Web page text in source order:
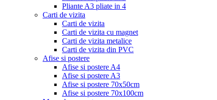
Pliante A3 pliate in 4
Carti de vizita
Carti de vizita
Carti de vizita cu magnet
Carti de vizita metalice
Carti de vizita din PVC
Afise si postere
Afise si postere A4
Afise si postere A3
Afise si postere 70x50cm
Afise si postere 70x100cm